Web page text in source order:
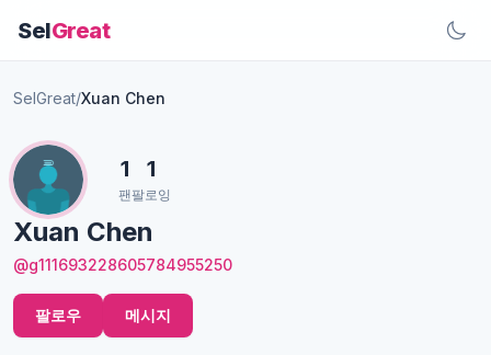
SelGreat
SelGreat/Xuan Chen
Xuan Chen
@g111693228605784955250
1
팬
1
팔로잉
팔로우 메시지